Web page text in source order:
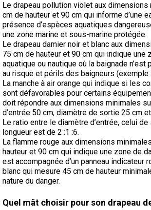
Le drapeau pollution violet aux
cm de hauteur et 90 cm qui informe d’une
présence d’espèces aquatiques
une zone marine et sous-marine protégée.
Le drapeau damier noir et blanc aux
75 cm de hauteur et 90 cm qui indique une
aquatique ou nautique où la baignade n’est
au risque et périls des baigneurs (exemple
La manche à air orange qui indique si les
sont défavorables pour certains
doit répondre aux dimensions minimales
d’entrée 50 cm, diamètre de sortie 25 cm
Le ratio entre le diamètre d’entrée, celui
longueur est de 2 :1 :6.
La flamme rouge aux dimensions
hauteur et 90 cm qui indique une zone de
est accompagnée d’un panneau indicateur
blanc qui mesure 45 cm de hauteur
nature du danger.
Quel mât choisir pour son drapeau